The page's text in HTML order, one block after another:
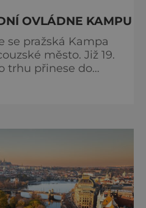
OVLÁDNE KAMPU
se pražská Kampa
město. Již 19.
trhu přinese do
a životního stylu,
ochutnávat
producentů a užíva